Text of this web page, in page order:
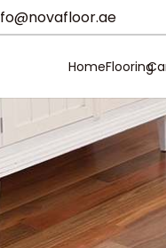
HomeFlooring